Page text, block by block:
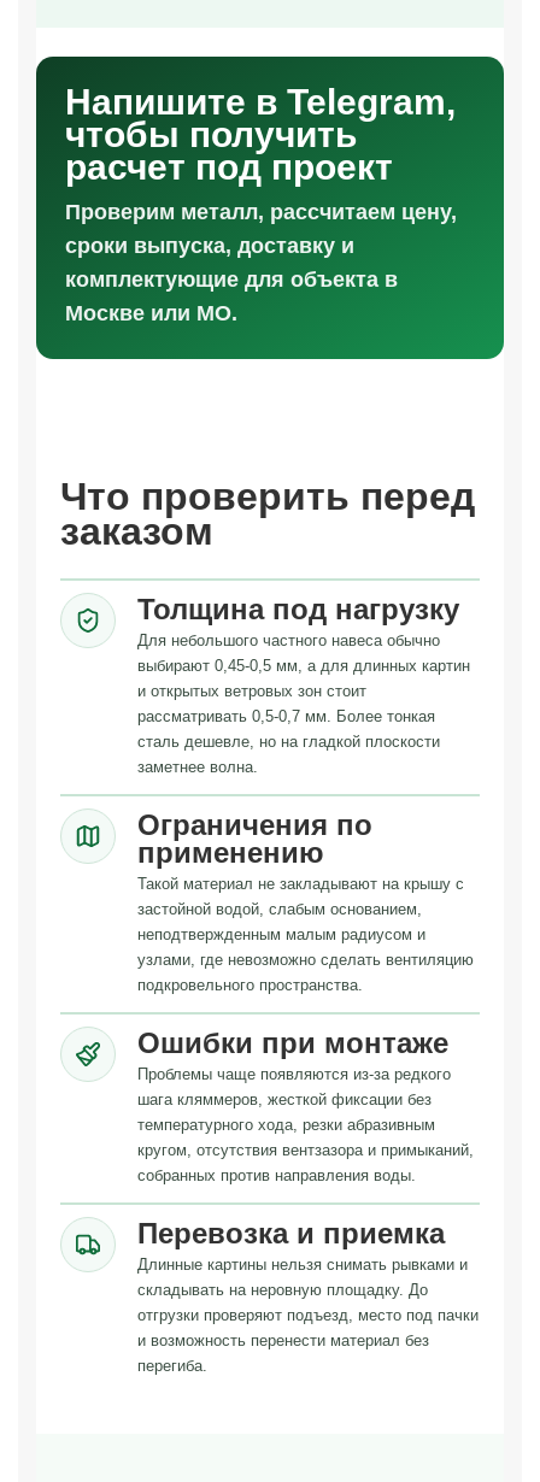
Напишите в Telegram,
чтобы получить
расчет под проект
Проверим металл, рассчитаем цену,
сроки выпуска, доставку и
комплектующие для объекта в
Москве или МО.
Что проверить перед
заказом
Толщина под нагрузку
Для небольшого частного навеса обычно
выбирают 0,45-0,5 мм, а для длинных картин
и открытых ветровых зон стоит
рассматривать 0,5-0,7 мм. Более тонкая
сталь дешевле, но на гладкой плоскости
заметнее волна.
Ограничения по
применению
Такой материал не закладывают на крышу с
застойной водой, слабым основанием,
неподтвержденным малым радиусом и
узлами, где невозможно сделать вентиляцию
подкровельного пространства.
Ошибки при монтаже
Проблемы чаще появляются из-за редкого
шага кляммеров, жесткой фиксации без
температурного хода, резки абразивным
кругом, отсутствия вентзазора и примыканий,
собранных против направления воды.
Перевозка и приемка
Длинные картины нельзя снимать рывками и
складывать на неровную площадку. До
отгрузки проверяют подъезд, место под пачки
и возможность перенести материал без
перегиба.